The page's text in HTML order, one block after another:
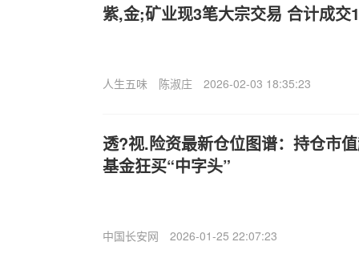
紫,金;矿业现3笔大宗交易 合计成交
人生五味 陈淑庄 2026-02-03 18:35:23
透?视.险资最新仓位图谱：持仓市
基金狂买“中字头”
中国长安网 2026-01-25 22:07:23